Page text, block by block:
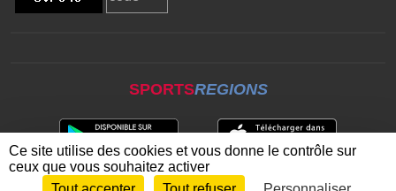
SPORTSREGIONS
Ce site utilise des cookies et vous donne le contrôle sur
ceux que vous souhaitez activer